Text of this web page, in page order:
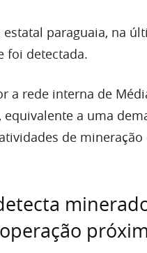
paraguaia, na
foi detectada.
a rede interna de
equivalente a uma
de mineração